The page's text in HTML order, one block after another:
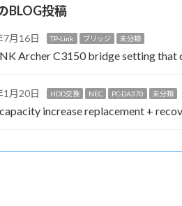
BLOG投稿
7月16日 TP-Link ブリッジ 未分類
Archer C3150 bridge setting that
1月20日 HDD交換 NEC PC-DA370 未分類
increase replacement +